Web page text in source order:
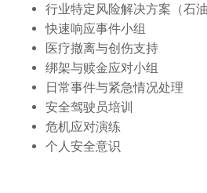
行业特定风险解决方案（石
快速响应事件小组
医疗撤离与创伤支持
绑架与赎金应对小组
日常事件与紧急情况处理
安全驾驶员培训
危机应对演练
个人安全意识